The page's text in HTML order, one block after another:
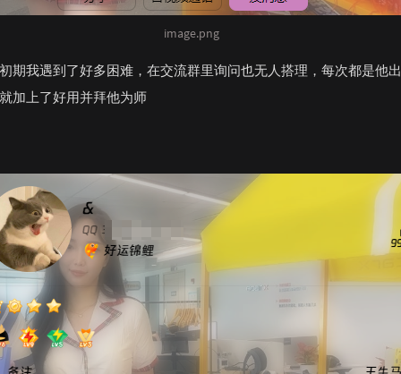
image.png
期我遇到了好多困难，在交流群里询问也无人搭理，每次都是他
加上了好用并拜他为师